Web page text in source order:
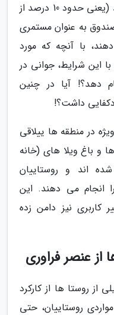
میلیون و 400 هزار نفر بیمه شده اند (یعنی حدود 10 درصد از
به عنوان مستمری
با آنچه که مورد
با این شرایط، جوانی در
دهد؟! آیا در چنین
داشت؟!
در منطقه ها ییلاقی
و باغ ویلا های (خانه
اند و روستاییان
انجام می دهند. این
کاربری نیز دامن زده
عنصر فراوری
از روستا ها از کارکرد
روستاییان، حتی